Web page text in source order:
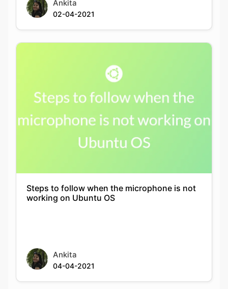
Ankita
02-04-2021
Steps to follow when the microphone is not
working on Ubuntu OS
Ankita
04-04-2021